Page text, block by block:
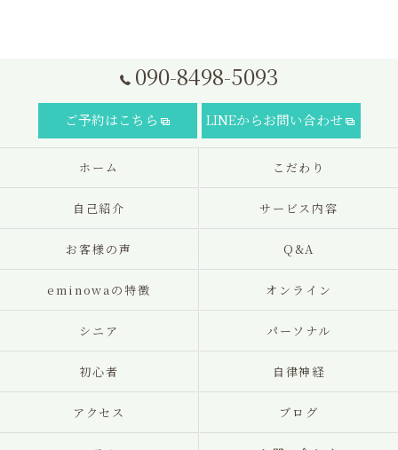
090-8498-5093
ご予約はこちら LINEからお問い合わせ
ホーム こだわり
自己紹介 サービス内容
お客様の声 Q&A
eminowaの特徴 オンライン
シニア パーソナル
初心者 自律神経
アクセス ブログ